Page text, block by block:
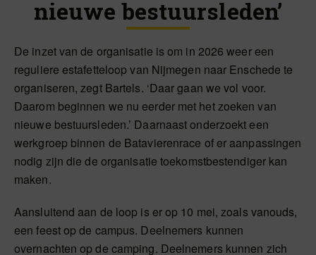
nieuwe bestuursleden’
De inzet van de organisatie is om in 2026 weer een
reguliere estafetteloop van Nijmegen naar Enschede te
organiseren, zegt Bartels. ‘Daar gaan we vol voor.
Daarom beginnen we nu eerder met het zoeken van
nieuwe bestuursleden.’ Daarnaast onderzoekt een
werkgroep binnen de Batavierenrace of er aanpassingen
nodig zijn die de organisatie toekomstbestendiger kan
maken.
Aansluitend aan de loop is er op 10 mei, zoals vanouds,
een feest op de campus. Deelnemers kunnen
overnachten op de camping. Deelnemers kunnen zich